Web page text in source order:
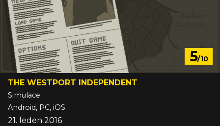
5/10
THE WESTPORT INDEPENDENT
Simulace
Android, PC, iOS
21. leden 2016